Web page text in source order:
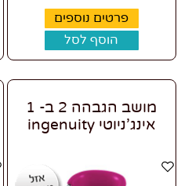
פרטים נוספים
הוסף לסל
מושב הגבהה 2 ב- 1
אינג'ניוטי ingenuity